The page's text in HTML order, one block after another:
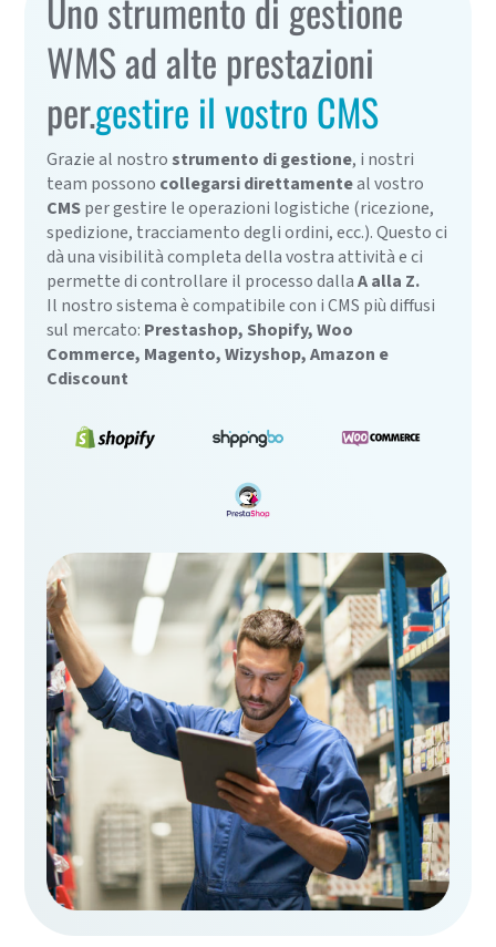
Uno strumento di gestione
WMS ad alte prestazioni
per.gestire il vostro CMS
Grazie al nostrostrumento di gestione, i nostri
team possono collegarsi direttamenteal vostro
CMSper gestire le operazioni logistiche (ricezione,
spedizione, tracciamento degli ordini, ecc.). Questo ci
dà una visibilità completa della vostra attività e ci
permette di controllare il processo dallaA alla Z.
Il nostro sistema è compatibile con i CMS più diffusi
sul mercato: Prestashop, Shopify, Woo
Commerce, Magento, Wizyshop, Amazon e
Cdiscount